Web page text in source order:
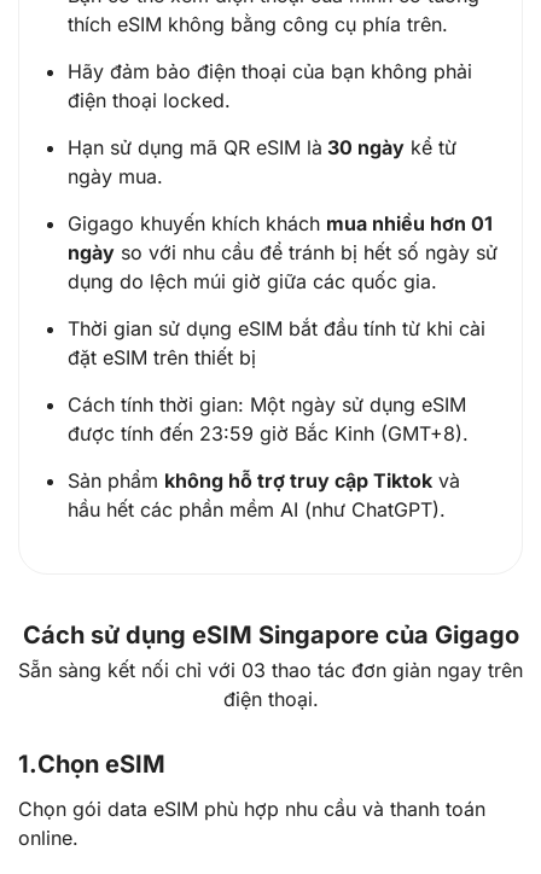
thích eSIM không bằng công cụ phía trên.
Hãy đảm bảo điện thoại của bạn không phải
điện thoại locked.
Hạn sử dụng mã QR eSIM là 30 ngày kể từ
ngày mua.
Gigago khuyến khích khách mua nhiều hơn 01
ngày so với nhu cầu để tránh bị hết số ngày sử
dụng do lệch múi giờ giữa các quốc gia.
Thời gian sử dụng eSIM bắt đầu tính từ khi cài
đặt eSIM trên thiết bị
Cách tính thời gian: Một ngày sử dụng eSIM
được tính đến 23:59 giờ Bắc Kinh (GMT+8).
Sản phẩm không hỗ trợ truy cập Tiktok và
hầu hết các phần mềm AI (như ChatGPT).
Cách sử dụng eSIM Singapore của Gigago
Sẵn sàng kết nối chỉ với 03 thao tác đơn giản ngay trên
điện thoại.
1.Chọn eSIM
Chọn gói data eSIM phù hợp nhu cầu và thanh toán
online.